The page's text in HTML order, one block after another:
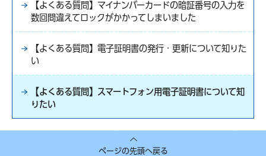
【よくある質問】マイナンバーカードの暗証番号の入力を
数回間違えてロックがかかってしまいました
【よくある質問】電子証明書の発行・更新について知りた
い
【よくある質問】スマートフォン用電子証明書について知
りたい
ページの先頭へ戻る